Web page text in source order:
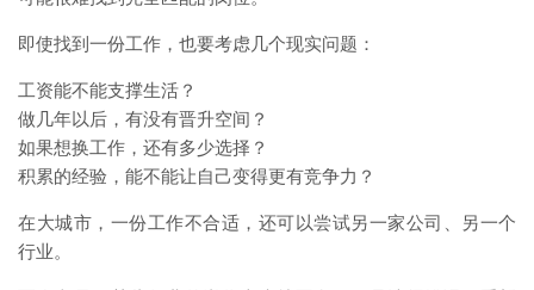
即使找到一份工作，也要考虑几个现实问题：
工资能不能支撑生活？
做几年以后，有没有晋升空间？
如果想换工作，还有多少选择？
积累的经验，能不能让自己变得更有竞争力？
在大城市，一份工作不合适，还可以尝试另一家公司、另一个
行业。